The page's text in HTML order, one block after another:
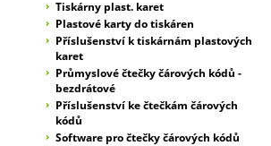
Tiskárny plast. karet
Plastové karty do tiskáren
Příslušenství k tiskárnám plastových
karet
Průmyslové čtečky čárových kódů -
bezdrátové
Příslušenství ke čtečkám čárových
kódů
Software pro čtečky čárových kódů